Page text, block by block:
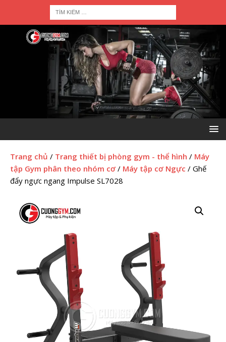
Trang chủ / Trang thiết bị phòng gym - thể hình / Máy
tập Gym phân theo nhóm cơ / Máy tập cơ Ngực / Ghế
đẩy ngực ngang Impulse SL7028